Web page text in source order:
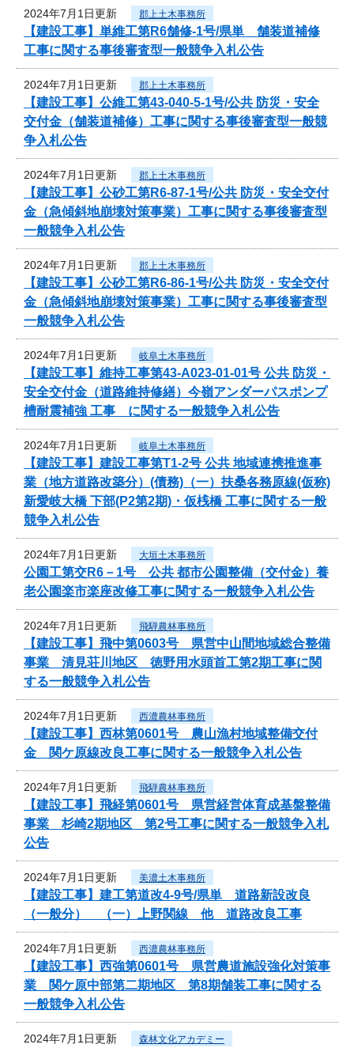
2024年7月1日更新 郡上土木事務所
【建設工事】単維工第R6舗修-1号/県単 舗装道補修
工事に関する事後審査型一般競争入札公告
2024年7月1日更新 郡上土木事務所
【建設工事】公維工第43-040-5-1号/公共 防災・安全
交付金（舗装道補修）工事に関する事後審査型一般競
争入札公告
2024年7月1日更新 郡上土木事務所
【建設工事】公砂工第R6-87-1号/公共 防災・安全交付
金（急傾斜地崩壊対策事業）工事に関する事後審査型
一般競争入札公告
2024年7月1日更新 郡上土木事務所
【建設工事】公砂工第R6-86-1号/公共 防災・安全交付
金（急傾斜地崩壊対策事業）工事に関する事後審査型
一般競争入札公告
2024年7月1日更新 岐阜土木事務所
【建設工事】維持工事第43-A023-01-01号 公共 防災・
安全交付金（道路維持修繕）今嶺アンダーパスポンプ
槽耐震補強 工事 に関する一般競争入札公告
2024年7月1日更新 岐阜土木事務所
【建設工事】建設工事第T1-2号 公共 地域連携推進事
業（地方道路改築分）(債務)（一）扶桑各務原線(仮称)
新愛岐大橋 下部(P2第2期)・仮桟橋 工事に関する一般
競争入札公告
2024年7月1日更新 大垣土木事務所
公園工第交R6－1号 公共 都市公園整備（交付金）養
老公園楽市楽座改修工事に関する一般競争入札公告
2024年7月1日更新 飛騨農林事務所
【建設工事】飛中第0603号 県営中山間地域総合整備
事業 清見荘川地区 徳野用水頭首工第2期工事に関
する一般競争入札公告
2024年7月1日更新 西濃農林事務所
【建設工事】西林第0601号 農山漁村地域整備交付
金 関ケ原線改良工事に関する一般競争入札公告
2024年7月1日更新 飛騨農林事務所
【建設工事】飛経第0601号 県営経営体育成基盤整備
事業 杉崎2期地区 第2号工事に関する一般競争入札
公告
2024年7月1日更新 美濃土木事務所
【建設工事】建工第道改4-9号/県単 道路新設改良
（一般分） （一）上野関線 他 道路改良工事
2024年7月1日更新 西濃農林事務所
【建設工事】西強第0601号 県営農道施設強化対策事
業 関ケ原中部第二期地区 第8期舗装工事に関する
一般競争入札公告
2024年7月1日更新 森林文化アカデミー